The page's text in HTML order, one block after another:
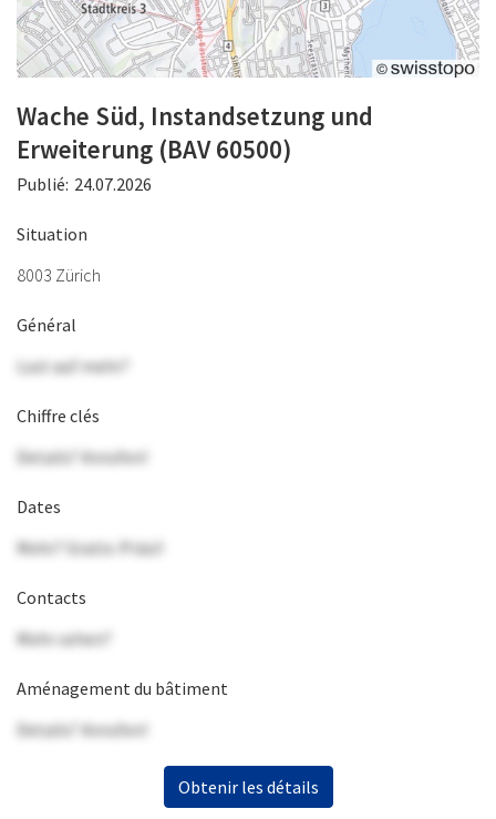
Wache Süd, Instandsetzung und
Erweiterung (BAV 60500)
Publié: 24.07.2026
Situation
8003 Zürich
Général
Lust auf mehr?
Chiffre clés
Details? Anrufen!
Dates
Mehr? Gratis-Präsi!
Contacts
Mehr sehen?
Aménagement du bâtiment
Details? Anrufen!
Obtenir les détails